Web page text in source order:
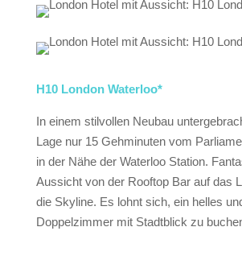
H10 London Waterloo*
In einem stilvollen Neubau
Lage nur 15 Gehminuten vom
in der Nähe der Waterloo Station.
Aussicht von der Rooftop Bar auf das
die Skyline. Es lohnt sich, ein helles
Doppelzimmer mit Stadtblick zu